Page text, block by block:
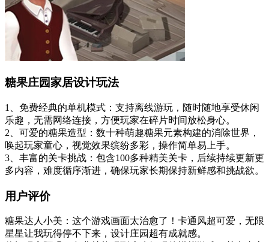
糖果庄园家居设计玩法
1、免费经典的单机模式：支持离线游玩，随时随地享受休闲
乐趣，无需网络连接，方便玩家在碎片时间放松身心。
2、可爱的糖果造型：数十种萌趣糖果元素构建的消除世界，
唤起玩家童心，视觉效果缤纷多彩，操作简单易上手。
3、丰富的关卡挑战：包含100多种精美关卡，后续持续更新更
多内容，难度循序渐进，确保玩家长期保持新鲜感和挑战欲。
用户评价
糖果达人小美：这个游戏画面太治愈了！卡通风超可爱，无限
星星让我玩得停不下来，设计庄园超有成就感。